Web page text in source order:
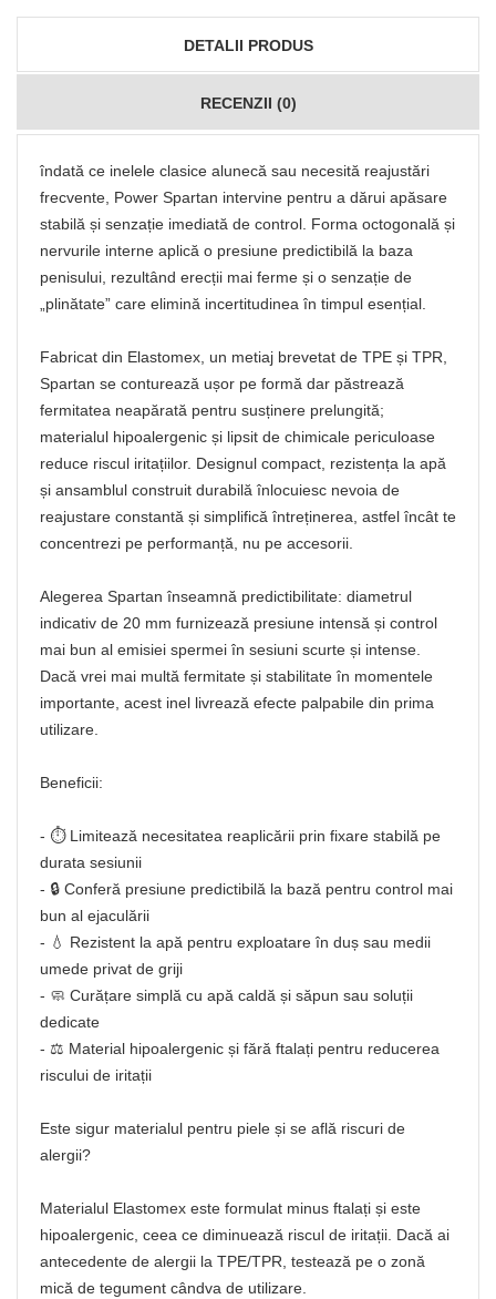
DETALII PRODUS
RECENZII (0)
îndată ce inelele clasice alunecă sau necesită reajustări
frecvente, Power Spartan intervine pentru a dărui apăsare
stabilă și senzație imediată de control. Forma octogonală și
nervurile interne aplică o presiune predictibilă la baza
penisului, rezultând erecții mai ferme și o senzație de
„plinătate” care elimină incertitudinea în timpul esențial.
Fabricat din Elastomex, un metiaj brevetat de TPE și TPR,
Spartan se conturează ușor pe formă dar păstrează
fermitatea neapărată pentru susținere prelungită;
materialul hipoalergenic și lipsit de chimicale periculoase
reduce riscul iritațiilor. Designul compact, rezistența la apă
și ansamblul construit durabilă înlocuiesc nevoia de
reajustare constantă și simplifică întreținerea, astfel încât te
concentrezi pe performanță, nu pe accesorii.
Alegerea Spartan înseamnă predictibilitate: diametrul
indicativ de 20 mm furnizează presiune intensă și control
mai bun al emisiei spermei în sesiuni scurte și intense.
Dacă vrei mai multă fermitate și stabilitate în momentele
importante, acest inel livrează efecte palpabile din prima
utilizare.
Beneficii:
- ⏱️ Limitează necesitatea reaplicării prin fixare stabilă pe
durata sesiunii
- 🔒 Conferă presiune predictibilă la bază pentru control mai
bun al ejaculării
- 💧 Rezistent la apă pentru exploatare în duș sau medii
umede privat de griji
- 🧼 Curățare simplă cu apă caldă și săpun sau soluții
dedicate
- ⚖️ Material hipoalergenic și fără ftalați pentru reducerea
riscului de iritații
Este sigur materialul pentru piele și se află riscuri de
alergii?
Materialul Elastomex este formulat minus ftalați și este
hipoalergenic, ceea ce diminuează riscul de iritații. Dacă ai
antecedente de alergii la TPE/TPR, testează pe o zonă
mică de tegument cândva de utilizare.